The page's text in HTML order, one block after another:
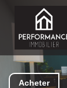
Acheter